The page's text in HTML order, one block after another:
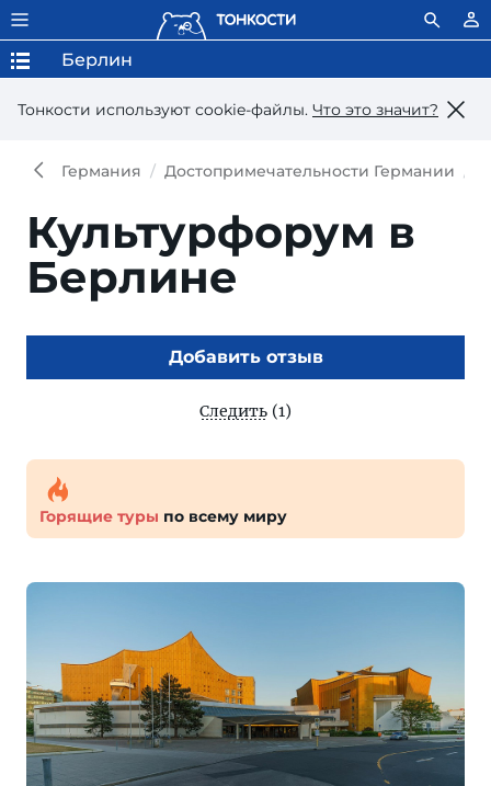
Тонкости используют сookie-файлы. Что это значит?
Берлин
Германия Достопримечательности Германии
Культурфорум в
Берлине
Добавить отзыв
Следить (1)
Горящие туры по всему миру